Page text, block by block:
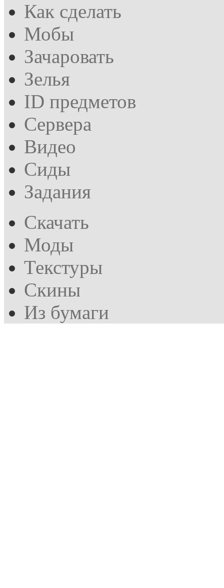
Как сделать
Мобы
Зачаровать
Зелья
ID предметов
Сервера
Видео
Сиды
Задания
Скачать
Моды
Текстуры
Скины
Из бумаги